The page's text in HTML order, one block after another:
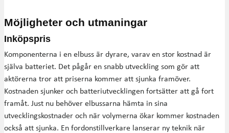
Möjligheter och utmaningar
Inköpspris
Komponenterna i en elbuss är dyrare, varav en stor kostnad är
själva batteriet. Det pågår en snabb utveckling som gör att
aktörerna tror att priserna kommer att sjunka framöver.
Kostnaden sjunker och batteriutvecklingen fortsätter att gå fort
framåt. Just nu behöver elbussarna hämta in sina
utvecklingskostnader och när volymerna ökar kommer kostnaden
också att sjunka. En fordonstillverkare lanserar ny teknik när